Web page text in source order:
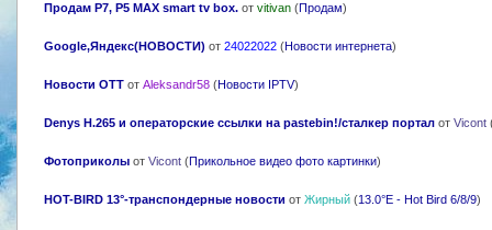
Продам P7, P5 MAX smart tv box. отvitivan (Продам)
Google,Яндекс(НОВОСТИ) от24022022 (Новости интернета)
Новости OTT отAleksandr58 (Новости IPTV)
Denys H.265 и операторские ссылки на pastebin!/сталкер портал отVicont
Фотоприколы отVicont (Прикольное видео фото картинки)
HOT-BIRD 13°-транспондерные новости отЖирный (13.0°E - Hot Bird 6/8/9)